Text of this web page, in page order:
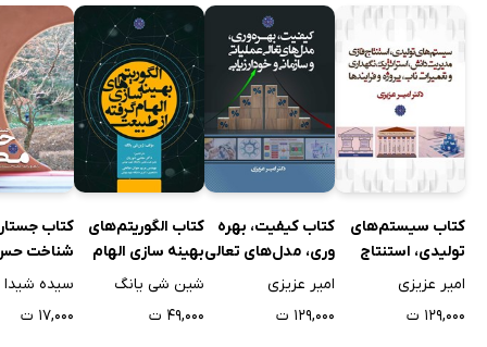
کتاب سیستم‌های
تولیدی، استنتاج
فازی مدیریت
نگهداری و تعمیرات
امیر عزیزی
۱۲۹,۰۰۰ ت
کتاب کیفیت، بهره
وری، مدل‌های تعالی
عملیاتی و سازمانی
امیر عزیزی
۱۲۹,۰۰۰ ت
کتاب الگوریتم‌های
بهینه سازی الهام
گرفته از طبیعت
شین شی یانگ
۴۹,۰۰۰ ت
کتاب
شناخت
۱۷,۰۰۰ ت